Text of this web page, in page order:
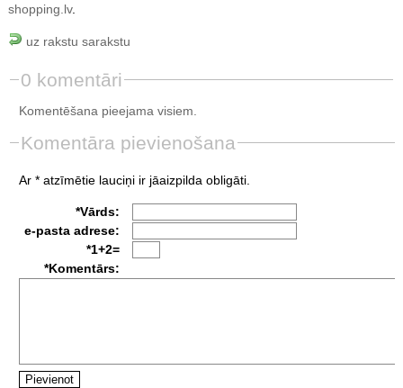
shopping.lv.
uz rakstu sarakstu
0 komentāri
Komentēšana pieejama visiem.
Komentāra pievienošana
Ar * atzīmētie lauciņi ir jāaizpilda obligāti.
*Vārds:
e-pasta adrese:
*1+2=
*Komentārs: